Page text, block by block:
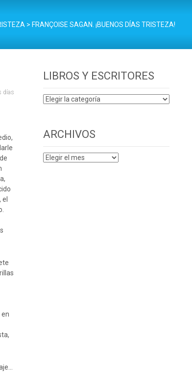
> FRANÇOISE SAGAN. ¡BUENOS DÍAS TRISTEZA!
días
LIBROS Y ESCRITORES
LIBROS
ARCHIVOS
ARCHIVOS